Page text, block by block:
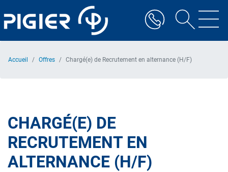
au
contenu
Accueil Offres Chargé(e) de Recrutement en alternance (H/F)
CHARGÉ(E) DE
RECRUTEMENT EN
ALTERNANCE (H/F)